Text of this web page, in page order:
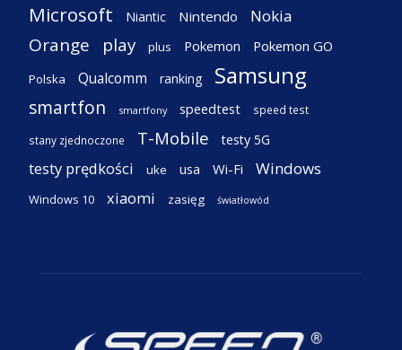
Microsoft Niantic Nintendo Nokia
Orange play plus Pokemon Pokemon GO
Polska Qualcomm ranking Samsung
smartfon smartfony speedtest speed test
stany zjednoczone T-Mobile testy 5G
testy prędkości uke usa Wi-Fi Windows
Windows 10 xiaomi zasięg światłowód